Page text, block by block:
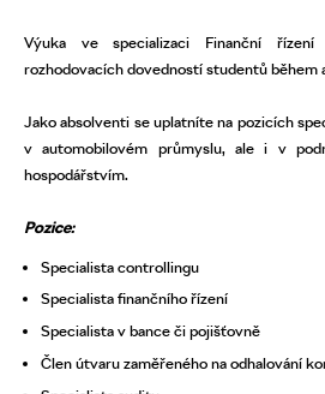
Výuka ve specializaci Finanční
rozhodovacích dovedností studentů během
Jako absolventi se uplatníte na pozicích
v automobilovém průmyslu, ale i v
hospodářstvím.
Pozice:
Specialista controllingu
Specialista finančního řízení
Specialista v bance či pojišťovně
Člen útvaru zaměřeného na odhalování